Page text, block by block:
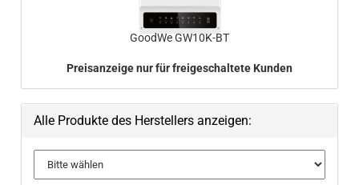
Good­We GW10K-​BT
Preisanzeige nur für freigeschaltete Kunden
Alle Produkte des Herstellers anzeigen: